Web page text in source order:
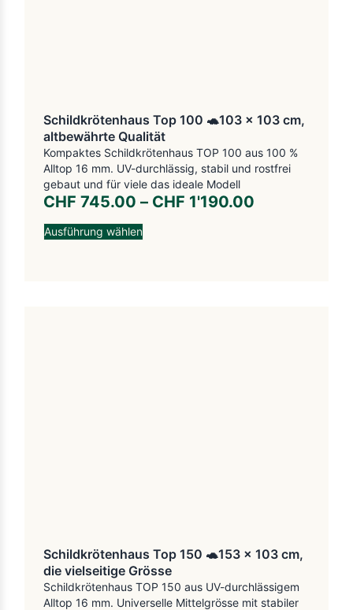
Schildkrötenhaus Top 100 🐢103 x 103 cm,
altbewährte Qualität
Kompaktes Schildkrötenhaus TOP 100 aus 100 %
Alltop 16 mm. UV-durchlässig, stabil und rostfrei
gebaut und für viele das ideale Modell
CHF 745.00 – CHF 1'190.00
Ausführung wählen
Schildkrötenhaus Top 150 🐢153 x 103 cm,
die vielseitige Grösse
Schildkrötenhaus TOP 150 aus UV-durchlässigem
Alltop 16 mm. Universelle Mittelgrösse mit stabiler